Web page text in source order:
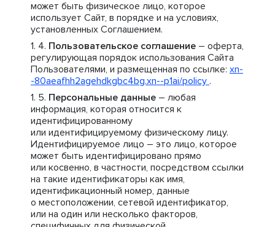
может быть физическое лицо, которое
использует Сайт, в порядке и на условиях,
установленных Соглашением.
Пользовательское соглашение – оферта,
регулирующая порядок использования Сайта
Пользователями, и размещенная по ссылке: xn-
-80aeafhh2agehdkgbc4bg.xn--p1ai/policy .
Персональные данные – любая
информация, которая относится к
идентифицированному
или идентифицируемому физическому лицу.
Идентифицируемое лицо – это лицо, которое
может быть идентифицировано прямо
или косвенно, в частности, посредством ссылки
на такие идентификаторы как имя,
идентификационный номер, данные
о местоположении, сетевой идентификатор,
или на один или несколько факторов,